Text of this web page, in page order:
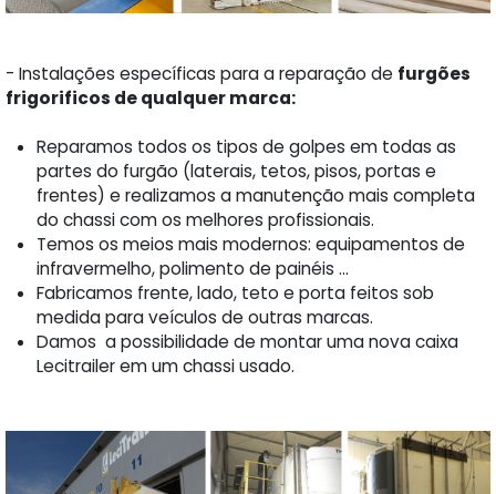
- Instalações específicas para a reparação de furgões
frigorificos de qualquer marca:
Reparamos todos os tipos de golpes em todas as
partes do furgão (laterais, tetos, pisos, portas e
frentes) e realizamos a manutenção mais completa
do chassi com os melhores profissionais.
Temos os meios mais modernos: equipamentos de
infravermelho, polimento de painéis ...
Fabricamos frente, lado, teto e porta feitos sob
medida para veículos de outras marcas.
Damos a possibilidade de montar uma nova caixa
Lecitrailer em um chassi usado.